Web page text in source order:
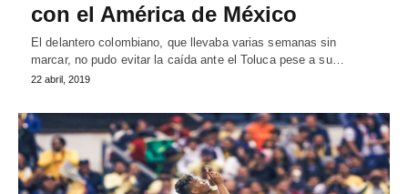
con el América de México
El delantero colombiano, que llevaba varias semanas sin
marcar, no pudo evitar la caída ante el Toluca pese a su…
22 abril, 2019